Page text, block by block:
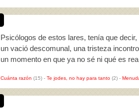
Psicólogos de estos lares, tenía que
un vació descomunal, una tristeza
un momento en que ya no sé ni qué es
Cuánta razón (15) - Te jodes, no hay para tanto (2) -